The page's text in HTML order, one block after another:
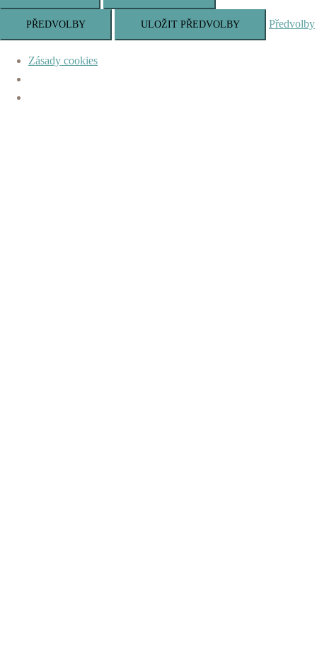
PŘEDVOLBY ULOŽIT PŘEDVOLBY Předvolby
Zásady cookies